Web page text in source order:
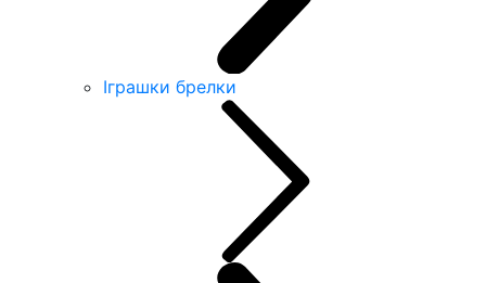
Іграшки брелки